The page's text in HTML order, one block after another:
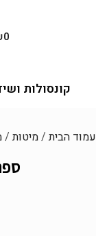
0
קונסולות
עמוד הבית/מיטות/